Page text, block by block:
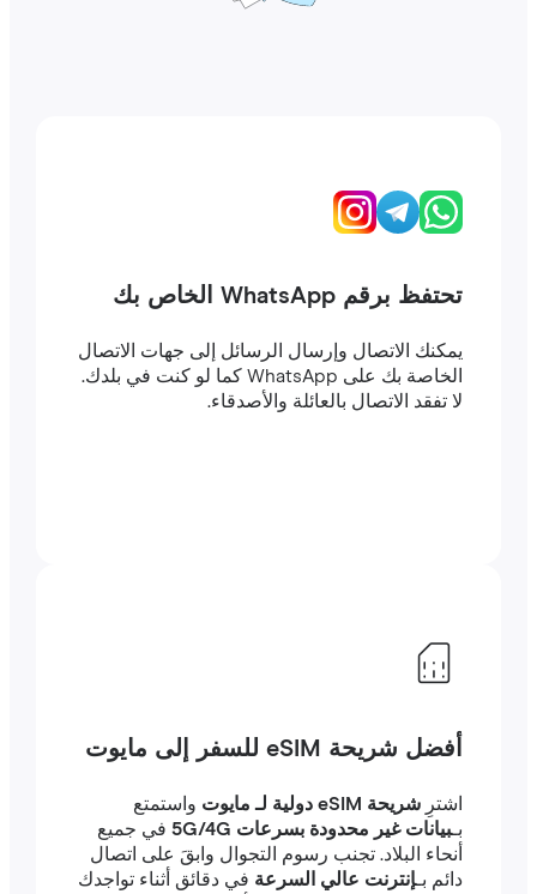
تحتفظ برقم WhatsApp الخاص بك
يمكنك الاتصال وإرسال الرسائل إلى جهات الاتصال
الخاصة بك على WhatsApp كما لو كنت في بلدك.
لا تفقد الاتصال بالعائلة والأصدقاء.
أفضل شريحة eSIM للسفر إلى مايوت
شريحة eSIM دولية لـ مايوت
واستمتع
بيانات غير محدودة بسرعات 5G/4G
في جميع
أنحاء البلاد. تجنب رسوم التجوال وابقَ على اتصال
إنترنت عالي السرعةفي دقائق أثناء تواجدك